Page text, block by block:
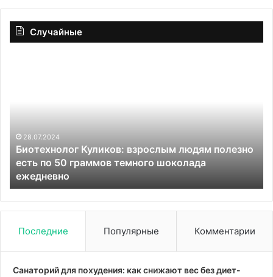
Случайные
по
50
граммов
темного
шоколада
ежедневно
28.07.2024
Биотехнолог Куликов: взрослым людям полезно
есть по 50 граммов темного шоколада
ежедневно
Последние Популярные Комментарии
Санаторий для похудения: как снижают вес без диет-